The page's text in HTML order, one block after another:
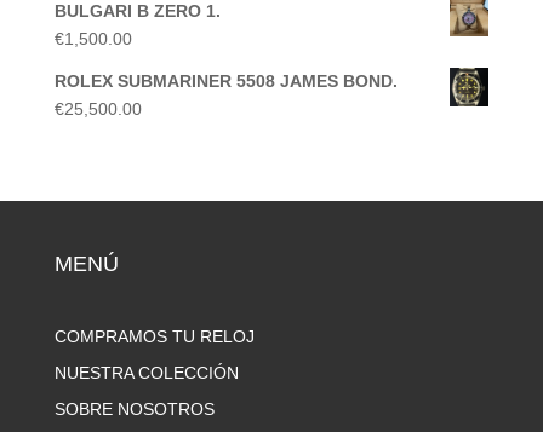
BULGARI B ZERO 1.
€1,500.00
ROLEX SUBMARINER 5508 JAMES BOND.
€25,500.00
MENÚ
COMPRAMOS TU RELOJ
NUESTRA COLECCIÓN
SOBRE NOSOTROS